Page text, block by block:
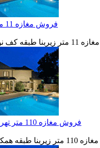
فروش مغازه 11 متر تهران گيشا
كف نوساز ارتفاع4م
فروش مغازه 110 متر تهران سعادت آباد
همكف نوساز ارتفا